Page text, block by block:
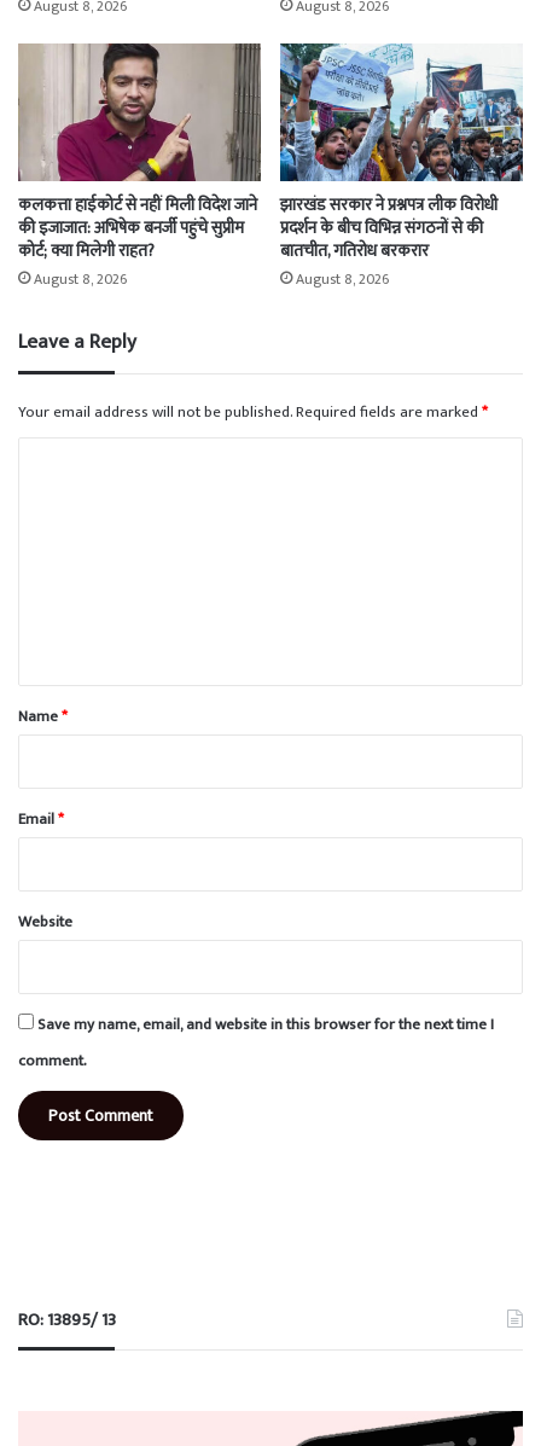
August 8, 2026 August 8, 2026
कलकत्ता हाईकोर्ट से नहीं मिली विदेश जाने
की इजाजात: अभिषेक बनर्जी पहुंचे सुप्रीम
कोर्ट; क्या मिलेगी राहत?
August 8, 2026
झारखंड सरकार ने प्रश्नपत्र लीक विरोधी
प्रदर्शन के बीच विभिन्न संगठनों से की
बातचीत, गतिरोध बरकरार
August 8, 2026
Leave a Reply
Your email address will not be published.Required fields are marked*
*
Name*
Email*
Website
Save my name, email, and website in this browser for the next time I
comment.
RO: 13895/ 13